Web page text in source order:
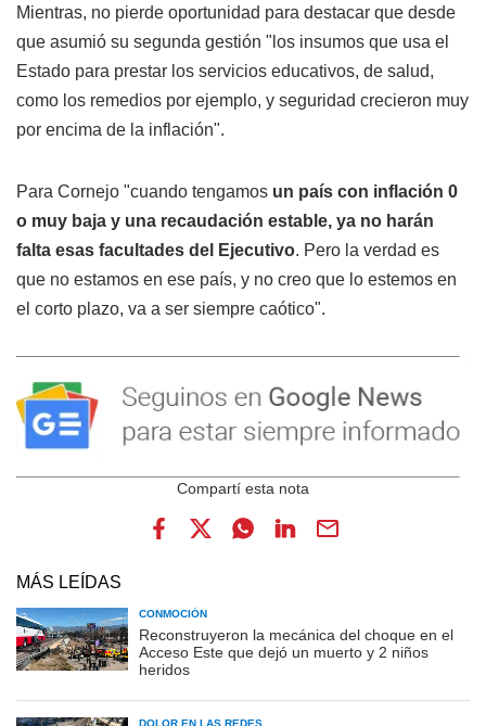
Mientras, no pierde oportunidad para destacar que desde
que asumió su segunda gestión "los insumos que usa el
Estado para prestar los servicios educativos, de salud,
como los remedios por ejemplo, y seguridad crecieron muy
por encima de la inflación".
Para Cornejo "cuando tengamos un país con inflación 0
o muy baja y una recaudación estable, ya no harán
falta esas facultades del Ejecutivo. Pero la verdad es
que no estamos en ese país, y no creo que lo estemos en
el corto plazo, va a ser siempre caótico".
MÁS LEÍDAS
CONMOCIÓN
Reconstruyeron la mecánica del choque en el
Acceso Este que dejó un muerto y 2 niños
heridos